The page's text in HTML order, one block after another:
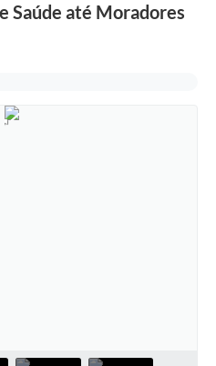
Saúde até Moradores